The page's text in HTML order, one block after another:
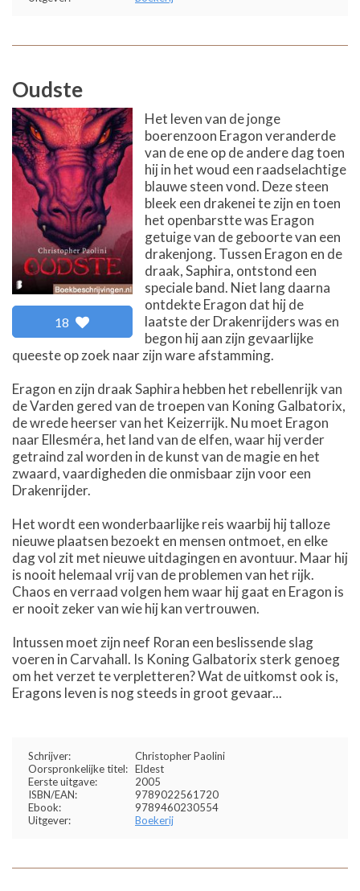
Oudste
18
Het leven van de jonge
boerenzoon Eragon veranderde
van de ene op de andere dag toen
hij in het woud een raadselachtige
blauwe steen vond. Deze steen
bleek een drakenei te zijn en toen
het openbarstte was Eragon
getuige van de geboorte van een
drakenjong. Tussen Eragon en de
draak, Saphira, ontstond een
speciale band. Niet lang daarna
ontdekte Eragon dat hij de
laatste der Drakenrijders was en
begon hij aan zijn gevaarlijke
queeste op zoek naar zijn ware afstamming.
Eragon en zijn draak Saphira hebben het rebellenrijk van
de Varden gered van de troepen van Koning Galbatorix,
de wrede heerser van het Keizerrijk. Nu moet Eragon
naar Ellesméra, het land van de elfen, waar hij verder
getraind zal worden in de kunst van de magie en het
zwaard, vaardigheden die onmisbaar zijn voor een
Drakenrijder.
Het wordt een wonderbaarlijke reis waarbij hij talloze
nieuwe plaatsen bezoekt en mensen ontmoet, en elke
dag vol zit met nieuwe uitdagingen en avontuur. Maar hij
is nooit helemaal vrij van de problemen van het rijk.
Chaos en verraad volgen hem waar hij gaat en Eragon is
er nooit zeker van wie hij kan vertrouwen.
Intussen moet zijn neef Roran een beslissende slag
voeren in Carvahall. Is Koning Galbatorix sterk genoeg
om het verzet te verpletteren? Wat de uitkomst ook is,
Eragons leven is nog steeds in groot gevaar...
Schrijver:
Christopher Paolini
Oorspronkelijke titel: Eldest
Eerste uitgave:
2005
ISBN/EAN:
9789022561720
Ebook:
9789460230554
Uitgever:
Boekerij